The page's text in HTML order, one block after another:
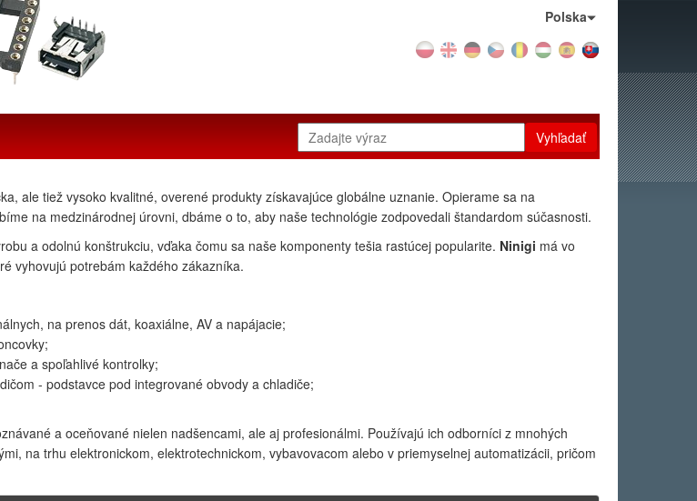
Polska
Vyhľadať
ale tiež vysoko kvalitné, overené produkty získavajúce globálne uznanie. Opierame sa na
na medzinárodnej úrovni, dbáme o to, aby naše technológie zodpovedali štandardom súčasnosti.
a odolnú konštrukciu, vďaka čomu sa naše komponenty tešia rastúcej popularite. Ninigi má vo
vyhovujú potrebám každého zákazníka.
na prenos dát, koaxiálne, AV a napájacie;
a spoľahlivé kontrolky;
- podstavce pod integrované obvody a chladiče;
a oceňované nielen nadšencami, ale aj profesionálmi. Používajú ich odborníci z mnohých
na trhu elektronickom, elektrotechnickom, vybavovacom alebo v priemyselnej automatizácii, pričom